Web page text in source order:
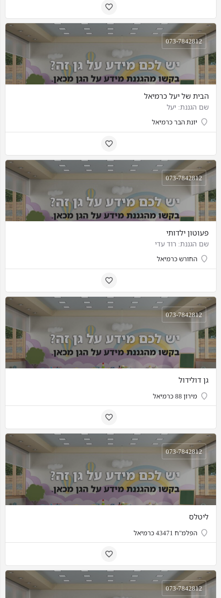
הבית של יעל כרמיאל
שם הגננת: יעל
יונת הבר כרמיאל
073-7842812
פעוטון ילדותי
שם הגננת: רוד עדי
החורש כרמיאל
073-7842812
גן דולידול
מירון 88 כרמיאל
073-7842812
ליטלס
הפלמ"ח 43471 כרמיאל
073-7842812
073-7842812